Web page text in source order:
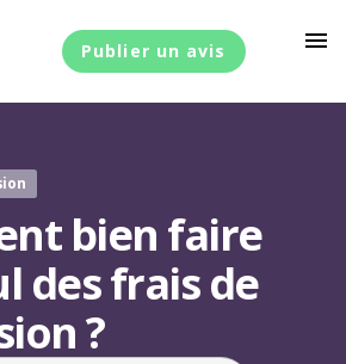
Publier un avis menu
bien faire
des frais de
?